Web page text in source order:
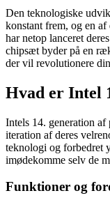
Den teknologiske
konstant frem, og en af
har netop lanceret
chipsæt byder på en
der vil revolutionere
Hvad er Intel
Intels 14. generation af
iteration af deres
teknologi og forbedret
imødekomme selv de
Funktioner og